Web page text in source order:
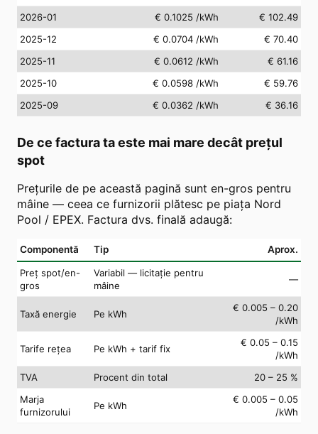
2026-01
€ 0.1025 /kWh
€ 102.49
2025-12
€ 0.0704 /kWh
€ 70.40
2025-11
€ 0.0612 /kWh
€ 61.16
2025-10
€ 0.0598 /kWh
€ 59.76
2025-09
€ 0.0362 /kWh € 36.16
De ce factura ta este mai mare decât prețul
spot
Prețurile de pe această pagină sunt en-gros pentru
mâine — ceea ce furnizorii plătesc pe piața Nord
Pool / EPEX. Factura dvs. finală adaugă:
Componentă Tip Aprox.
Preț spot/en-
gros
Variabil — licitație pentru
mâine
—
Taxă energie Pe kWh
€ 0.005 – 0.20
/kWh
Tarife rețea Pe kWh + tarif fix
€ 0.05 – 0.15
/kWh
TVA
Procent din total
20 – 25 %
Marja
furnizorului
Pe kWh
€ 0.005 – 0.05
/kWh